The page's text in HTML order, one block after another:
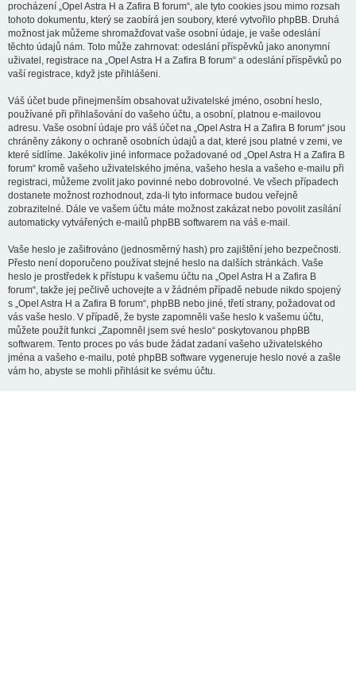
procházení „Opel Astra H a Zafira B forum“, ale tyto cookies jsou mimo rozsah
tohoto dokumentu, který se zaobírá jen soubory, které vytvořilo phpBB. Druhá
možnost jak můžeme shromažďovat vaše osobní údaje, je vaše odeslání
těchto údajů nám. Toto může zahrnovat: odeslání příspěvků jako anonymní
uživatel, registrace na „Opel Astra H a Zafira B forum“ a odeslání příspěvků po
vaší registrace, když jste přihlášeni.
Váš účet bude přinejmenším obsahovat uživatelské jméno, osobní heslo,
používané při přihlašování do vašeho účtu, a osobní, platnou e-mailovou
adresu. Vaše osobní údaje pro váš účet na „Opel Astra H a Zafira B forum“ jsou
chráněny zákony o ochraně osobních údajů a dat, které jsou platné v zemi, ve
které sídlíme. Jakékoliv jiné informace požadované od „Opel Astra H a Zafira B
forum“ kromě vašeho uživatelského jména, vašeho hesla a vašeho e-mailu při
registraci, můžeme zvolit jako povinné nebo dobrovolné. Ve všech případech
dostanete možnost rozhodnout, zda-li tyto informace budou veřejně
zobrazitelné. Dále ve vašem účtu máte možnost zakázat nebo povolit zasílání
automaticky vytvářených e-mailů phpBB softwarem na váš e-mail.
Vaše heslo je zašifrováno (jednosměrný hash) pro zajištění jeho bezpečnosti.
Přesto není doporučeno používat stejné heslo na dalších stránkách. Vaše
heslo je prostředek k přístupu k vašemu účtu na „Opel Astra H a Zafira B
forum“, takže jej pečlivě uchovejte a v žádném případě nebude nikdo spojený
s „Opel Astra H a Zafira B forum“, phpBB nebo jiné, třetí strany, požadovat od
vás vaše heslo. V případě, že byste zapomněli vaše heslo k vašemu účtu,
můžete použít funkci „Zapomněl jsem své heslo“ poskytovanou phpBB
softwarem. Tento proces po vás bude žádat zadaní vašeho uživatelského
jména a vašeho e-mailu, poté phpBB software vygeneruje heslo nové a zašle
vám ho, abyste se mohli přihlásit ke svému účtu.